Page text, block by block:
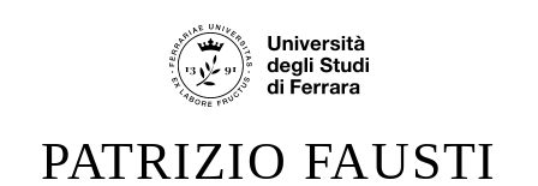
Salta
allaPATRIZIO FAUSTI